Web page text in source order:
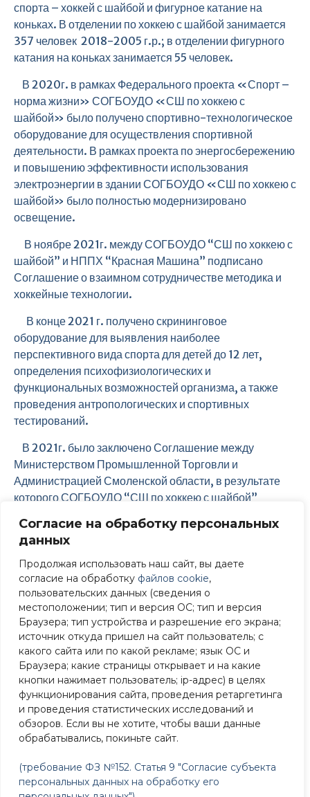
Согласие на обработку персональных
данных
Продолжая использовать наш сайт, вы даете
согласие на обработку файлов cookie,
пользовательских данных (сведения о
местоположении; тип и версия ОС; тип и версия
Браузера; тип устройства и разрешение его экрана;
источник откуда пришел на сайт пользователь; с
какого сайта или по какой рекламе; язык ОС и
Браузера; какие страницы открывает и на какие
кнопки нажимает пользователь; ip-адрес) в целях
функционирования сайта, проведения ретаргетинга
и проведения статистических исследований и
обзоров. Если вы не хотите, чтобы ваши данные
обрабатывались, покиньте сайт.
(требование ФЗ №152. Статья 9 "Согласие субъекта
персональных данных на обработку его
спорта – хоккей с шайбой и фигурное катание на
коньках. В отделении по хоккею с шайбой занимается
357 человек 2018-2005 г.р.; в отделении фигурного
катания на коньках занимается 55 человек.
В 2020г. в рамках Федерального проекта «Спорт –
норма жизни» СОГБОУДО «СШ по хоккею с
шайбой» было получено спортивно-технологическое
оборудование для осуществления спортивной
деятельности. В рамках проекта по энергосбережению
и повышению эффективности использования
электроэнергии в здании СОГБОУДО «СШ по хоккею с
шайбой» было полностью модернизировано
освещение.
В ноябре 2021г. между СОГБОУДО “СШ по хоккею с
шайбой” и НППХ “Красная Машина” подписано
Соглашение о взаимном сотрудничестве методика и
хоккейные технологии.
В конце 2021 г. получено скрининговое
оборудование для выявления наиболее
перспективного вида спорта для детей до 12 лет,
определения психофизиологических и
функциональных возможностей организма, а также
проведения антропологических и спортивных
тестирований.
В 2021г. было заключено Соглашение между
Министерством Промышленной Торговли и
Администрацией Смоленской области, в результате
которого СОГБОУДО “СШ по хоккею с шайбой”
В рамках реализации Федерального проекта
«Бизнес-спринт», на территории СОГБОУДО «СШ
по хоккею с шайбой» установлена «умная»
спортивная площадка.
Деятельность спортивной школы осуществляется с
2011 года по адресу: г. Смоленск, ул. 25 Сентября,
д.39 и с 2016 года на базе ДС «Юбилейный» по
адресу: г. Смоленск, ул. Черняховского, д.29.
Воспитанники школы ежегодно принимают участие в
официальных соревнованиях под эгидой ФХР,
Всероссийских соревнованиях клуба «Золотая
шайба» им. А.В. Тарасова, в соревнованиях
Первенства ЦФО, в соревнованиях, проводимых
ФХСО, участвуют в ЮХЛ. Многие из них имеют
высокие спортивные разряды и с гордостью